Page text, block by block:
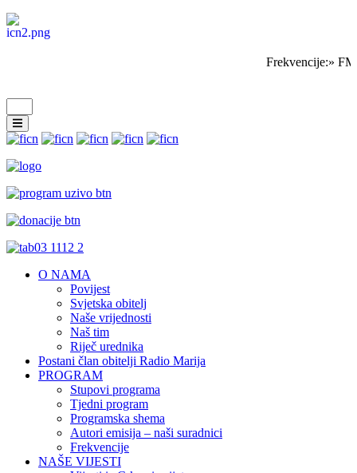
Frekvencije:»
O NAMA
Povijest
Svjetska obitelj
Naše vrijednosti
Naš tim
Riječ urednika
Postani član obitelji Radio Marija
PROGRAM
Stupovi programa
Tjedni program
Programska shema
Autori emisija – naši suradnici
Frekvencije
NAŠE VIJESTI